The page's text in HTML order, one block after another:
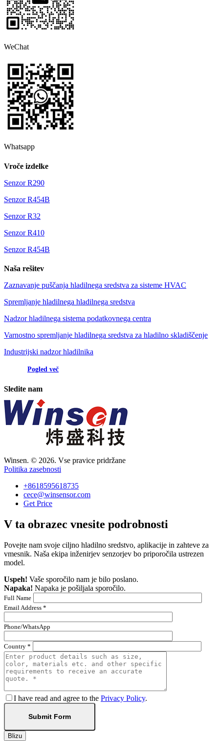
WeChat
Whatsapp
Vroče izdelke
Senzor R290
Senzor R454B
Senzor R32
Senzor R410
Senzor R454B
Naša rešitev
Zaznavanje puščanja hladilnega sredstva za sisteme HVAC
Spremljanje hladilnega hladilnega sredstva
Nadzor hladilnega sistema podatkovnega centra
Varnostno spremljanje hladilnega sredstva za hladilno skladiščenje
Industrijski nadzor hladilnika
Pogled več
Sledite nam
Winsen. © 2026. Vse pravice pridržane
Politika zasebnosti
+8618595618735
cece@winsensor.com
Get Price
V ta obrazec vnesite podrobnosti
Povejte nam svoje ciljno hladilno sredstvo, aplikacije in zahteve za
vmesnik. Naša ekipa inženirjev senzorjev bo priporočila ustrezen
model.
Uspeh! Vaše sporočilo nam je bilo poslano.
Napaka! Napaka je pošiljala sporočilo.
Full Name
Email Address *
Phone/WhatsApp
Country *
I have read and agree to the Privacy Policy.
Blizu